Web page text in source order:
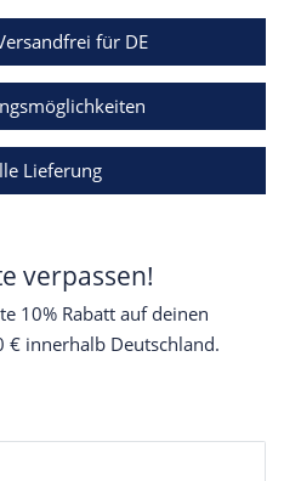
für DE
Lieferung
verpassen!
10% Rabatt auf deinen
€ innerhalb Deutschland.